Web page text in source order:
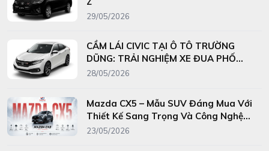
29/05/2026
CẦM LÁI CIVIC TẠI Ô TÔ TRƯỜNG
DŨNG: TRẢI NGHIỆM XE ĐUA PHỐ
THỊ KHÔNG CẦN SỞ HỮU!
28/05/2026
Mazda CX5 – Mẫu SUV Đáng Mua Với
Thiết Kế Sang Trọng Và Công Nghệ
Hiện Đại Giới thiệu Mazda CX5
23/05/2026